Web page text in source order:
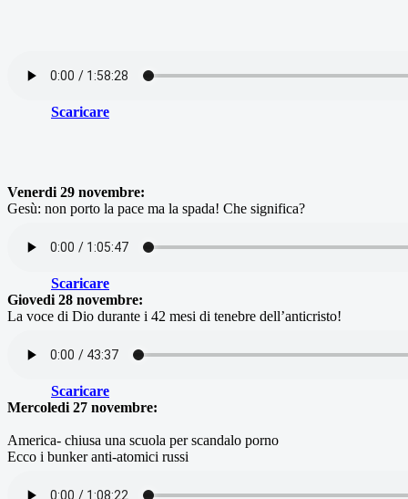
Scaricare
Venerdi 29 novembre:
Gesù: non porto la pace ma la spada! Che significa?
Scaricare
Giovedi 28 novembre:
La voce di Dio durante i 42 mesi di tenebre dell’anticristo!
Scaricare
Mercoledi 27 novembre:
America- chiusa una scuola per scandalo porno
Ecco i bunker anti-atomici russi